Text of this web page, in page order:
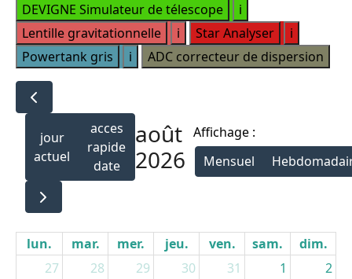
i
i
i
i
jour
actuel
acces
rapide
date
août
2026
Affichage :
Mensuel
lun. mar. mer. jeu. ven. sam.
dim.
27
28 29 30 31 1 2